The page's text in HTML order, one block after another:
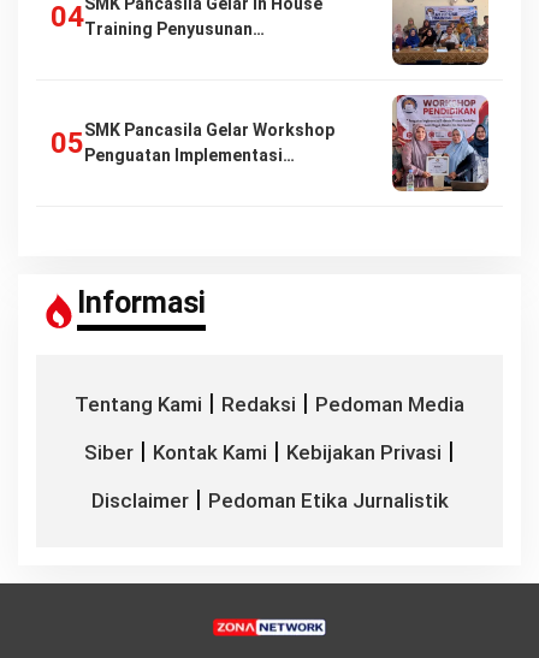
Training Penyusunan…
SMK Pancasila Gelar Workshop
Penguatan Implementasi…
Informasi
Tentang Kami | Redaksi | Pedoman Media
Siber | Kontak Kami | Kebijakan Privasi |
Disclaimer| Pedoman Etika Jurnalistik